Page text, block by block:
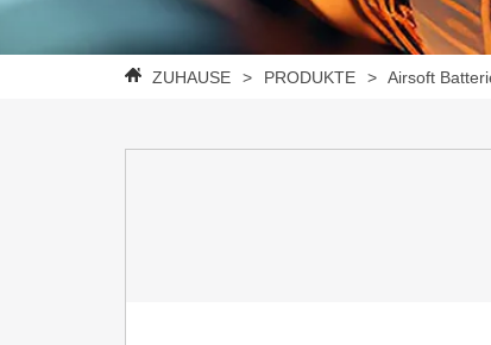
ZUHAUSE > PRODUKTE > Airsoft